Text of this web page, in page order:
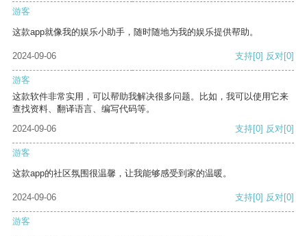
游客
这款app就像我的娱乐小助手，随时随地为我的娱乐提供帮助。
2024-09-06 支持[0] 反对[0]
游客
这款软件非常实用，可以帮助我解决很多问题。比如，我可以使用它来
查找资料、翻译语言、编写代码等。
2024-09-06
支持[0] 反对[0]
游客
这款app的社区氛围很温馨，让我能够感受到家的温暖。
2024-09-06 支持[0] 反对[0]
游客